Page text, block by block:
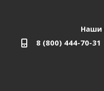
Наши
8 (800) 444-70-31